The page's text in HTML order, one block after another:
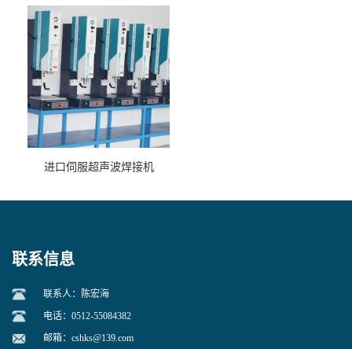
进口伺服超声波焊接机
联系信息
联系人：陈宏海
电话：0512-55084382
邮箱： cshks@139.com